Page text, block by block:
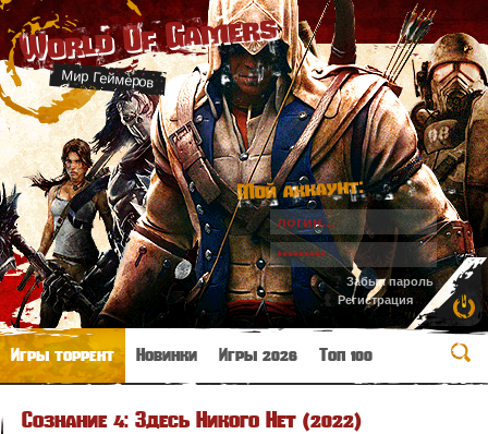
World Of Gamers
Мир Геймеров
Мой аккаунт:
Забыл пароль
Регистрация
Игры торрент Новинки Игры 2026 Топ 100
Сознание 4: Здесь Никого Нет (2022)